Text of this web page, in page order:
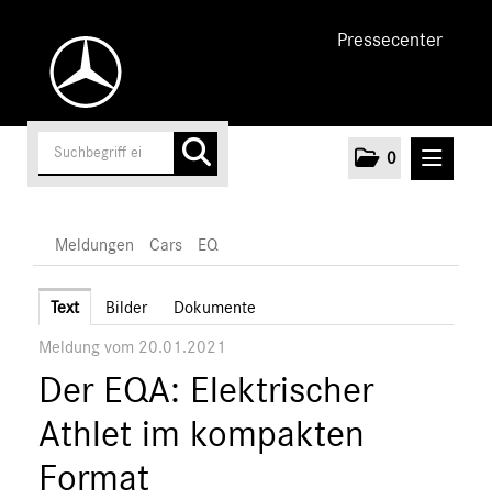
Pressecenter
0
Unternehmen
Cars
AMG
Maybach
Mercedes-Benz
Meldungen Cars EQ
Text Bilder Dokumente
Meldung vom 20.01.2021
Der EQA: Elektrischer
Athlet im kompakten
Format